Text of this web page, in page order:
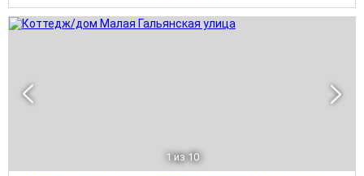
1 из 10